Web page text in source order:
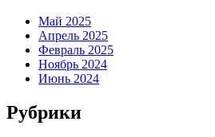
Май 2025
Апрель 2025
Февраль 2025
Ноябрь 2024
Июнь 2024
Рубрики